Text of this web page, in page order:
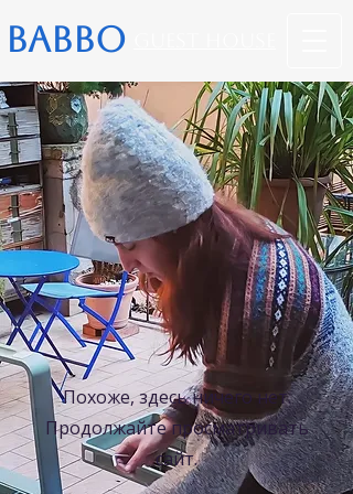
BABBO
Похоже, здесь ничего нет.
Продолжайте просматривать
сайт.